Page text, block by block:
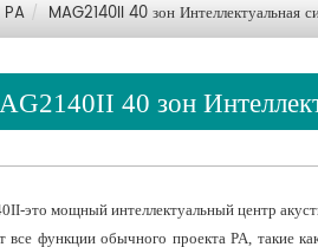
PA MAG2140II 40 зон Интеллектуальная
40 зон
это мощный интеллектуальный центр
все функции обычного проекта PA, такие